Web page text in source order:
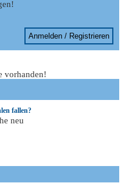
Anmelden / Registrieren
vorhanden!
fallen?
neu